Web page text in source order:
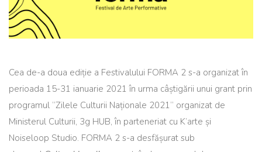
Cea de-a doua ediție a Festivalului FORMA 2 s-a organizat în
perioada 15-31 ianuarie 2021 în urma câștigării unui grant prin
programul ”Zilele Culturii Naționale 2021” organizat de
Ministerul Culturii, 3g HUB, în parteneriat cu K’arte și
Noiseloop Studio. FORMA 2 s-a desfășurat sub